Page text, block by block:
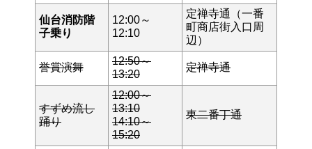
仙台消防階
子乗り
12:00～
12:10
定禅寺通（一番
町商店街入口周
辺）
誉賞演舞
12:50～
13:20
定禅寺通
すずめ流し
踊り
12:00～
13:10
14:10～
15:20
東二番丁通